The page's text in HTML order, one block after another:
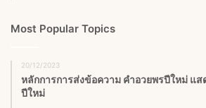
Most Popular Topics
20/12/2023
หลักการการส่งข้อความ คำอวยพรปีใหม่ แ
ปีใหม่